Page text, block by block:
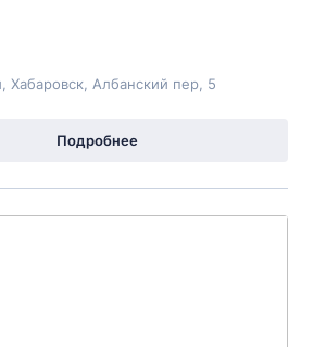
Хабаровск, Албанский пер, 5
Подробнее